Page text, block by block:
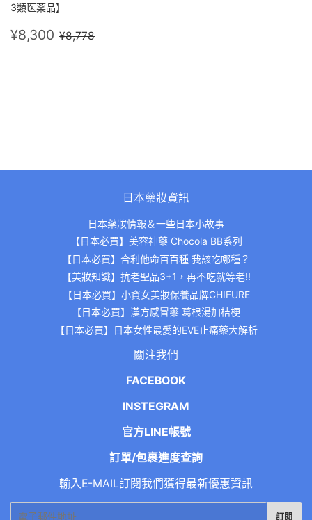
3類医薬品】
售
¥8,300 ¥8,300
定價
¥8,778
日本藥妝資訊
日本藥妝情報＆一些日本小故事
【日本必買】美容神藥 Chocola BB系列
【日本必買】合利他命百百種 我該吃哪種？
【美妝知識】抗老聖品3+1，再不吃就等老!!
【日本必買】小資女美妝保養品牌CHIFURE
【日本必買】漢方感冒藥 葛根湯加桔梗
【日本必買】日本女性最愛的EVE止痛藥大解析
關注我們
FACEBOOK
INSTEGRAM
官方LINE帳號
訂單/包裹進度查詢
輸入E-MAIL訂閱我們獲得最新優惠資訊
電
訂閱